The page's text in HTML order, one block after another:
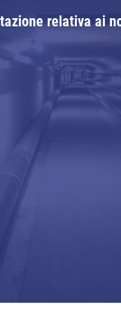
relativa ai